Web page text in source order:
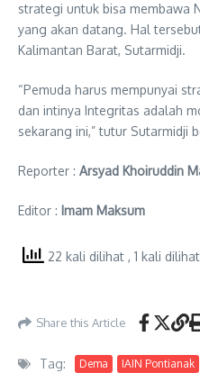
strategi untuk bisa membawa
yang akan datang. Hal
Kalimantan Barat, Sutarmidji.
“Pemuda harus mempunyai
dan intinya Integritas adalah
sekarang ini,” tutur Sutarmidji
Reporter : Arsyad Khoiruddin
Editor : Imam Maksum
22 kali dilihat , 1 kali
Share this Article
Tag: Dema IAIN Pontianak